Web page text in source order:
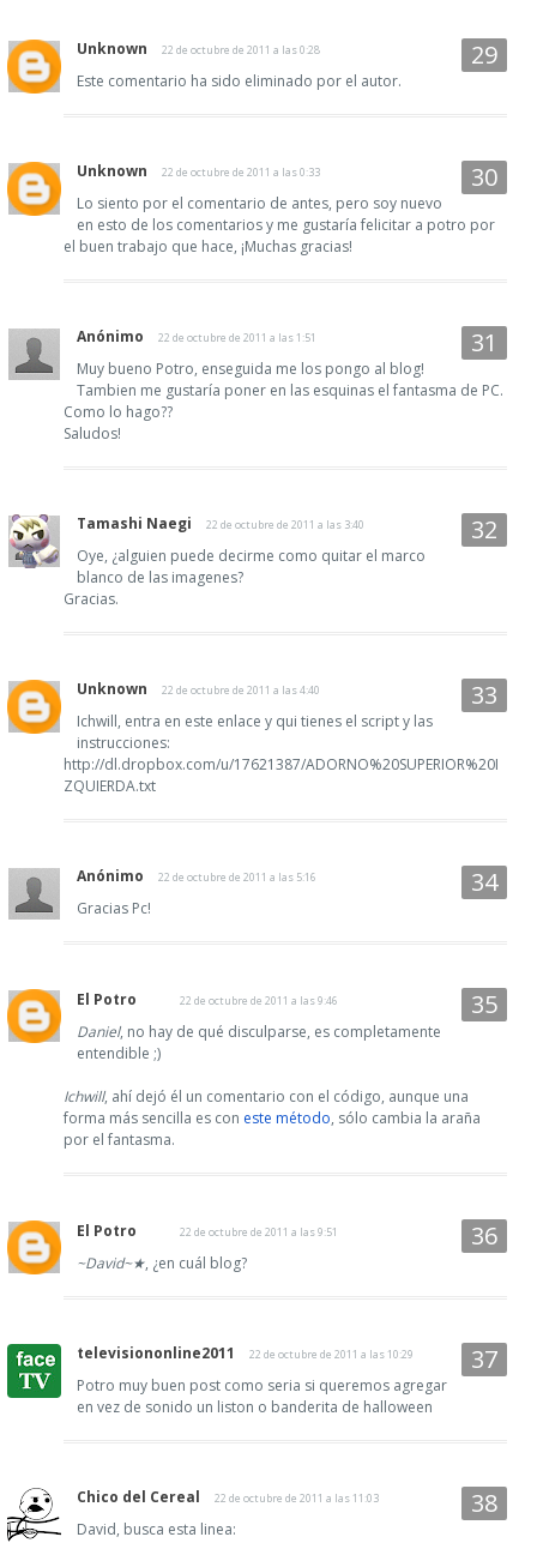
Unknown 22 de octubre de 2011 a las 0:28
Este comentario ha sido eliminado por el autor.
Unknown 22 de octubre de 2011 a las 0:33
Lo siento por el comentario de antes, pero soy nuevo
en esto de los comentarios y me gustaría felicitar a potro por
el buen trabajo que hace, ¡Muchas gracias!
Anónimo 22 de octubre de 2011 a las 1:51
Muy bueno Potro, enseguida me los pongo al blog!
Tambien me gustaría poner en las esquinas el fantasma de PC.
Como lo hago??
Saludos!
Tamashi Naegi 22 de octubre de 2011 a las 3:40
Oye, ¿alguien puede decirme como quitar el marco
blanco de las imagenes?
Gracias.
Unknown 22 de octubre de 2011 a las 4:40
Ichwill, entra en este enlace y qui tienes el script y las
instrucciones:
http://dl.dropbox.com/u/17621387/ADORNO%20SUPERIOR%20I
ZQUIERDA.txt
Anónimo 22 de octubre de 2011 a las 5:16
Gracias Pc!
El Potro 22 de octubre de 2011 a las 9:46
Daniel, no hay de qué disculparse, es completamente
entendible ;)
Ichwill, ahí dejó él un comentario con el código, aunque una
forma más sencilla es con este método, sólo cambia la araña
por el fantasma.
El Potro 22 de octubre de 2011 a las 9:51
~David~★, ¿en cuál blog?
televisiononline2011 22 de octubre de 2011 a las 10:29
Potro muy buen post como seria si queremos agregar
en vez de sonido un liston o banderita de halloween
Chico del Cereal 22 de octubre de 2011 a las 11:03
David, busca esta linea: